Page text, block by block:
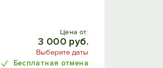
Цена от:
3 000 руб.
Выберите даты
Бесплатная отмена